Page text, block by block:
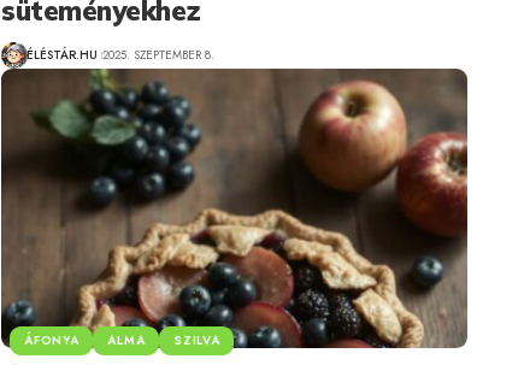
süteményekhez
ÉLÉSTÁR.HU 2025. SZEPTEMBER 8.
ÁFONYA ALMA SZILVA